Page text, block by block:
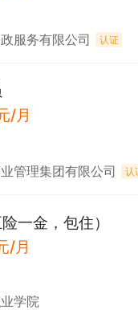
服务有限公司 认证
/月
管理集团有限公司 认
一金，包住）
/月
学院